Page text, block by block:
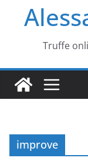
Truffa
Truffe
improve